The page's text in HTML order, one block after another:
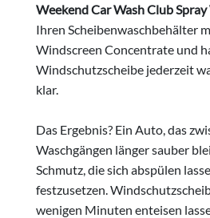
Weekend Car Wash Club Spray
Ihren Scheibenwaschbehälter
Windscreen Concentrate und
Windschutzscheibe jederzeit
klar.
Das Ergebnis? Ein Auto, das
Waschgängen länger sauber
Schmutz, die sich abspülen
festzusetzen.
wenigen Minuten enteisen